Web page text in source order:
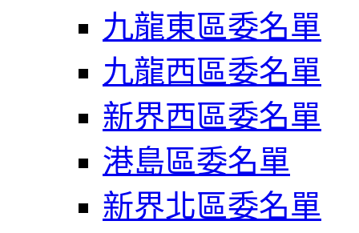
九龍東區委名單
九龍西區委名單
新界西區委名單
港島區委名單
新界北區委名單